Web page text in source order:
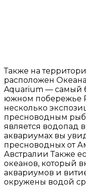
Также на
расположен
Aquarium — самый
южном побережье
несколько
пресноводным
является водопад
аквариумах вы
пресноводных от
Австралии Также
океанов, который
аквариумов и
окружены водой